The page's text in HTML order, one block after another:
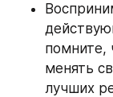
помните,
менять
лучших